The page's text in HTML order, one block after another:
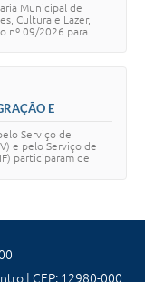
Municipal de
Cultura e Lazer,
nº 09/2026 para
E
Serviço de
e pelo Serviço de
participaram de
| CEP: 12980-000